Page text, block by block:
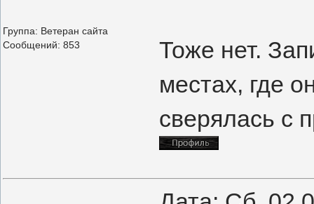
Группа: Ветеран сайта
Сообщений: 853
Тоже нет.
местах, где
сверялась с